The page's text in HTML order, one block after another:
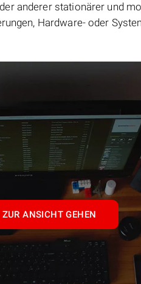
anderer stationärer und
Hardware- oder
ZUR ANSICHT GEHEN